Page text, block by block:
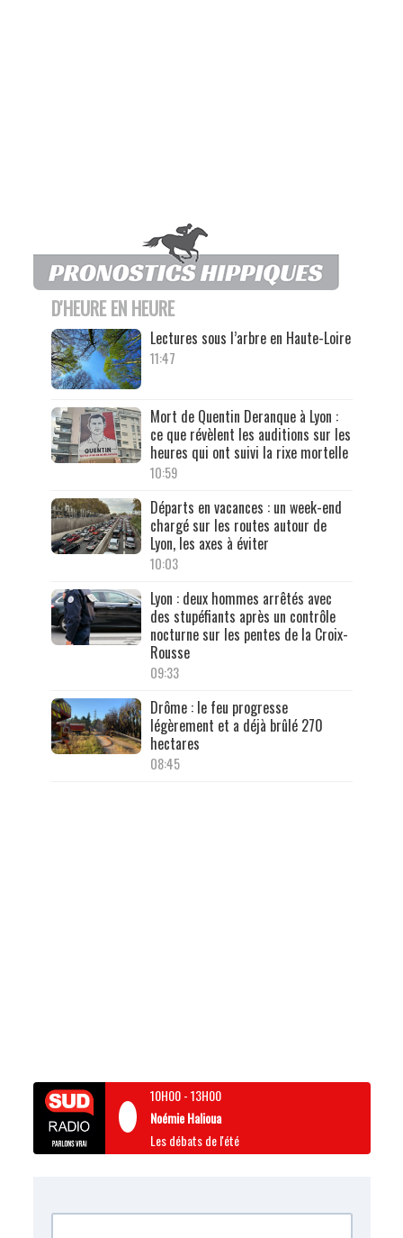
D'HEURE EN HEURE
Lectures sous l’arbre en Haute-Loire
11:47
Mort de Quentin Deranque à Lyon :
ce que révèlent les auditions sur les
heures qui ont suivi la rixe mortelle
10:59
Départs en vacances : un week-end
chargé sur les routes autour de
Lyon, les axes à éviter
10:03
Lyon : deux hommes arrêtés avec
des stupéfiants après un contrôle
nocturne sur les pentes de la Croix-
Rousse
09:33
Drôme : le feu progresse
légèrement et a déjà brûlé 270
hectares
08:45
10H00-13H00
Noémie Halioua
Les débats de l'été